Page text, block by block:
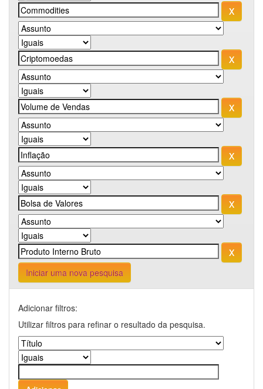
Iniciar uma nova pesquisa
Adicionar filtros:
Utilizar filtros para refinar o resultado da pesquisa.